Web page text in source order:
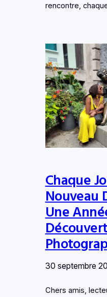
rencontre,
Chaque
Nouveau
Une
30 septembre
Chers amis,